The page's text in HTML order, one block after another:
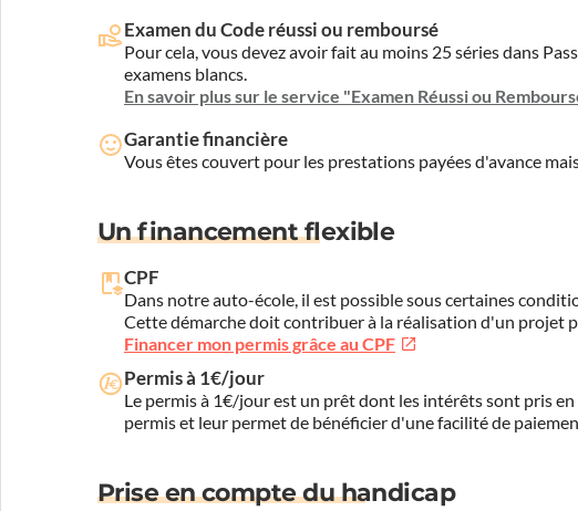
Examen du Code réussi ou remboursé
Pour cela, vous devez avoir fait au moins 25 séries dans
examens blancs.
En savoir plus sur le service "Examen Réussi ou
Garantie financière
Vous êtes couvert pour les prestations payées d'avance
Un financement flexible
CPF
Dans notre auto-école, il est possible sous certaines
Cette démarche doit contribuer à la réalisation d'un projet
Financer mon permis grâce au CPF
Permis à 1€/jour
Le permis à 1€/jour est un prêt dont les intérêts sont pris
permis et leur permet de bénéficier d'une facilité de
Prise en compte du handicap